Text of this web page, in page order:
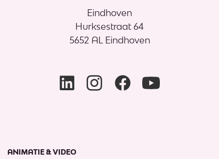
Eindhoven
Hurksestraat 64
5652 AL Eindhoven
ANIMATIE & VIDEO